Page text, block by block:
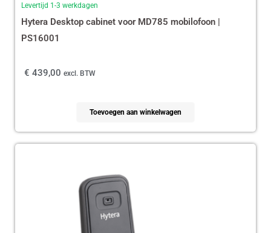
Levertijd 1-3 werkdagen
Hytera Desktop cabinet voor MD785 mobilofoon |
PS16001
€ 439,00 excl. BTW
Toevoegen aan winkelwagen